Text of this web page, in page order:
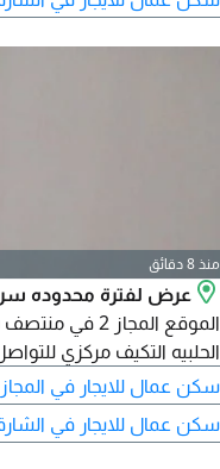
منذ 8 دقائق
عرض لفترة محدوده
الموقع
الحلبيه التكيف مركزي
سكن عمال للايجار في المجاز
سكن عمال للايجار في